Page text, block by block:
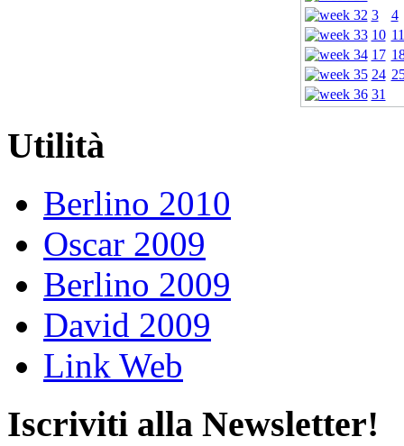
3
4
10 11
17
24
31
Utilità
Berlino 2010
Oscar 2009
Berlino 2009
David 2009
Link Web
Iscriviti alla Newsletter!